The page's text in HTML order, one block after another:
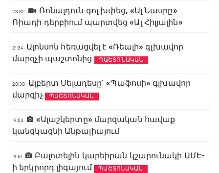
23:32
Ռոնալդուն գոլ խփեց, «Ալ Նասրը»
Ռիադի դերբիում պարտվեց «Ալ Հիլյալին»
21:34 Ալոնսոն հեռացվել է «Ռեալի» գլխավոր
մարզչի պաշտոնից
ՊԱՇՏՈՆԱԿԱՆ
20:30
Ալբերտ Սելադեսը` «Պաֆոսի» գլխավոր
մարզիչ
ՊԱՇՏՈՆԱԿԱՆ
19:53
«Ալաշկերտը» մարզական հավաք
կանցկացնի Անթալիայում
13:51
Բալոտելին կարեիրան կշարունակի ԱՄԷ-
ի երկրորդ լիգայում
ՊԱՇՏՈՆԱԿԱՆ